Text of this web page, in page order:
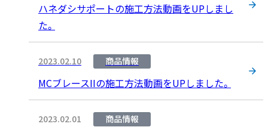
ハネダシサポートの施工方法動画をUPしまし
た。
2023.02.10 商品情報
MCブレースIIの施工方法動画をUPしました。
2023.02.01 商品情報